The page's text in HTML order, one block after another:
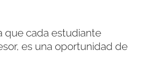
que cada estudiante
es una oportunidad de